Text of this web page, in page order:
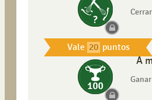
Vale 20 puntos
A